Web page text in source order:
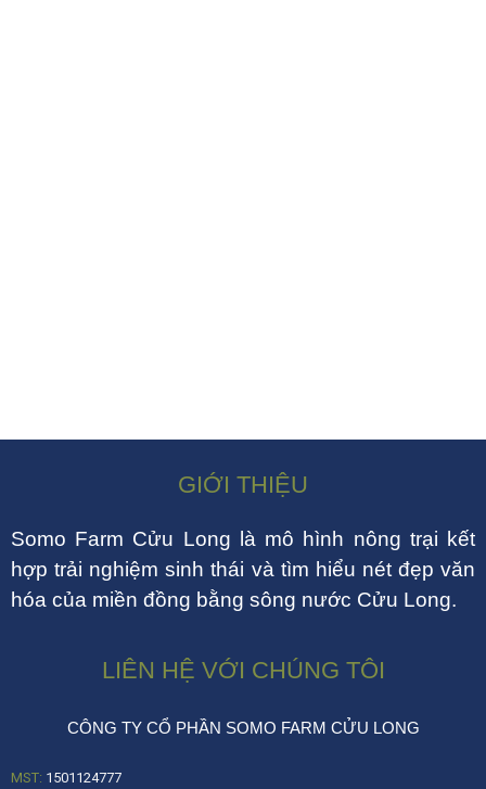
GIỚI THIỆU
Somo Farm Cửu Long là mô hình nông trại kết
hợp trải nghiệm sinh thái và tìm hiểu nét đẹp văn
hóa của miền đồng bằng sông nước Cửu Long.
LIÊN HỆ VỚI CHÚNG TÔI
CÔNG TY CỔ PHẦN SOMO FARM CỬU LONG
MST: 1501124777